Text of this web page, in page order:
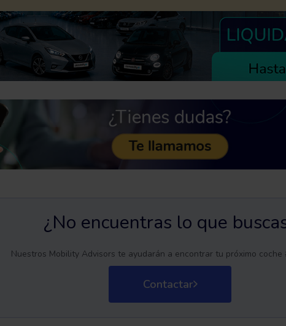
¿No encuentras lo que
Nuestros Mobility Advisors te ayudarán a encontrar tu próximo coche
Contactar